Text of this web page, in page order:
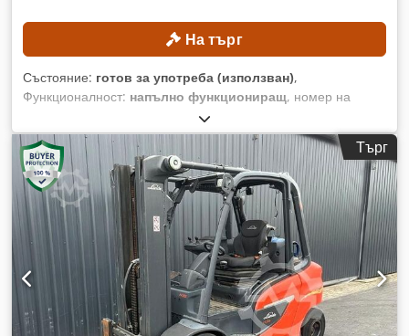
На търг
Състояние: готов за употреба (използван),
Функционалност: напълно функциониращ, номер на
H2X392H00704
производство:2017, часове на работа:13 718 h,
товароносимост:
2 500 кг, височина на повдигане:3 450
мм, тип гориво:дизел, тип мачта:симплекс, строителна
височина: 2 377 мм , Без минимална цена – гарантирана
продажба на най-високата предложена цена! ТЕХНИЧЕСКИ
ДАННИ Товароподемност: 2500 кг Височина на повдигане:
3450 мм ТЕХНИЧЕСКИ ХАРАКТЕРИСТИКИ НА МАШИНАТА
Тип гориво: Дизел Crjdpfjzrgbpjx Amkef Тип мачта:
Симплекс ISO клас: 2 (1000–2500 кг) Обща височина: 2377
мм ОБОРУДВАНЕ Страничен измествач 3-ти хидравличен
контур Външна референция: SL12069SP
Търг